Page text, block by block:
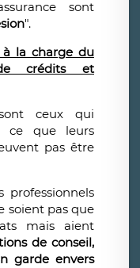
sont
".
à la charge du
crédits et
ceux qui
ce que leurs
pas être
soient pas que
mais aient
de conseil,
garde envers